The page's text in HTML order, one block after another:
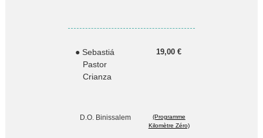
● Sebastiá
Pastor
Crianza
D.O. Binissalem
19,00 €
(Programme
Kilomètre Zéro)